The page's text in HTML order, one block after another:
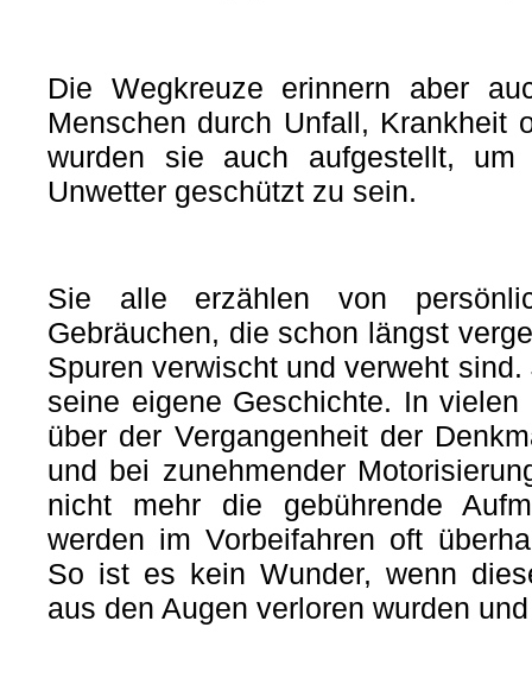
Die Wegkreuze erinnern aber
Menschen durch Unfall, Krankheit
wurden sie auch aufgestellt, um
Unwetter geschützt zu sein.
Sie alle erzählen von
Gebräuchen, die schon längst
Spuren verwischt und verweht
seine eigene Geschichte. In
über der Vergangenheit der
und bei zunehmender
nicht mehr die gebührende
werden im Vorbeifahren oft
So ist es kein Wunder, wenn
aus den Augen verloren wurden